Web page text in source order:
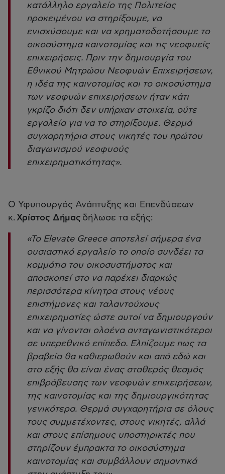
κατάλληλο εργαλείο της Πολιτείας
προκειμένου να στηρίξουμε, να
ενισχύσουμε και να χρηματοδοτήσουμε το
οικοσύστημα καινοτομίας και τις νεοφυείς
επιχειρήσεις. Πριν την δημιουργία του
Εθνικού Μητρώου Νεοφυών Επιχειρήσεων,
η ιδέα της καινοτομίας και το οικοσύστημα
των νεοφυών επιχειρήσεων ήταν κάτι
γκρίζο διότι δεν υπήρχαν στοιχεία, ούτε
εργαλεία για να το στηρίξουμε. Θερμά
συγχαρητήρια στους νικητές του πρώτου
διαγωνισμού νεοφυούς
επιχειρηματικότητας».
Ο Υφυπουργός Ανάπτυξης και Επενδύσεων
κ. Χρίστος Δήμας δήλωσε τα εξής:
«Το Elevate Greece αποτελεί σήμερα ένα
ουσιαστικό εργαλείο το οποίο συνδέει τα
κομμάτια του οικοσυστήματος και
αποσκοπεί στο να παρέχει διαρκώς
περισσότερα κίνητρα στους νέους
επιστήμονες και ταλαντούχους
επιχειρηματίες ώστε αυτοί να δημιουργούν
και να γίνονται ολοένα ανταγωνιστικότεροι
σε υπερεθνικό επίπεδο. Ελπίζουμε πως τα
βραβεία θα καθιερωθούν και από εδώ και
στο εξής θα είναι ένας σταθερός θεσμός
επιβράβευσης των νεοφυών επιχειρήσεων,
της καινοτομίας και της δημιουργικότητας
γενικότερα. Θερμά συγχαρητήρια σε όλους
τους συμμετέχοντες, στους νικητές, αλλά
και στους επίσημους υποστηρικτές που
στηρίζουν έμπρακτα το οικοσύστημα
καινοτομίας και συμβάλλουν σημαντικά